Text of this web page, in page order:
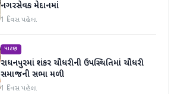
નગરસેવક મેદાનમાં
1 દિવસ પહેલા
પાટણ
રાધનપુરમાં શંકર ચૌધરીની ઉપસ્થિતિમાં ચૌધરી
સમાજની સભા મળી
1 દિવસ પહેલા